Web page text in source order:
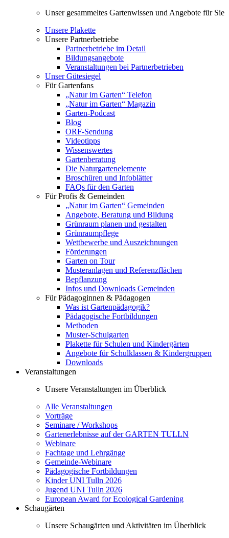
Unser gesammeltes Gartenwissen und Angebote für Sie
Unsere Plakette
Unsere Partnerbetriebe
Partnerbetriebe im Detail
Bildungsangebote
Veranstaltungen bei Partnerbetrieben
Unser Gütesiegel
Für Gartenfans
„Natur im Garten“ Telefon
„Natur im Garten“ Magazin
Garten-Podcast
Blog
ORF-Sendung
Videotipps
Wissenswertes
Gartenberatung
Die Naturgartenelemente
Broschüren und Infoblätter
FAQs für den Garten
Für Profis & Gemeinden
„Natur im Garten“ Gemeinden
Angebote, Beratung und Bildung
Grünraum planen und gestalten
Grünraumpflege
Wettbewerbe und Auszeichnungen
Förderungen
Garten on Tour
Musteranlagen und Referenzflächen
Bepflanzung
Infos und Downloads Gemeinden
Für Pädagoginnen & Pädagogen
Was ist Gartenpädagogik?
Pädagogische Fortbildungen
Methoden
Muster-Schulgarten
Plakette für Schulen und Kindergärten
Angebote für Schulklassen & Kindergruppen
Downloads
Veranstaltungen
Unsere Veranstaltungen im Überblick
Alle Veranstaltungen
Vorträge
Seminare / Workshops
Gartenerlebnisse auf der GARTEN TULLN
Webinare
Fachtage und Lehrgänge
Gemeinde-Webinare
Pädagogische Fortbildungen
Kinder UNI Tulln 2026
Jugend UNI Tulln 2026
European Award for Ecological Gardening
Schaugärten
Unsere Schaugärten und Aktivitäten im Überblick